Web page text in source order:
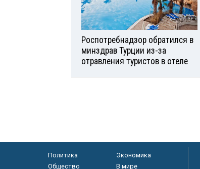
Роспотребнадзор обратился в
минздрав Турции из-за
отравления туристов в отеле
Политика
Экономика
Общество
В мире